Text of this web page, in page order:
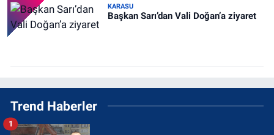
KARASU
Başkan Sarı’dan Vali Doğan’a ziyaret
Trend Haberler
1